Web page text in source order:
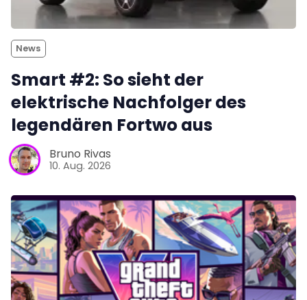
News
Smart #2: So sieht der
elektrische Nachfolger des
legendären Fortwo aus
Bruno Rivas
10. Aug. 2026